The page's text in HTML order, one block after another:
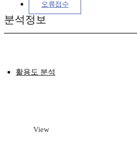
오류접수
분석정보
활용도 분석
View